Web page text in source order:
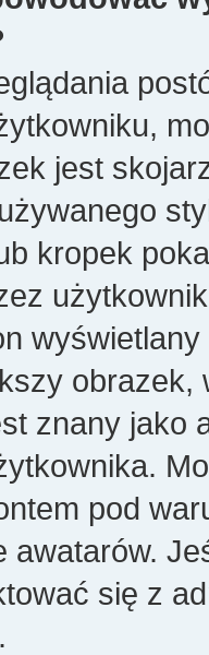
jest
kropek
obrazek,
znany jako
pod
awatarów.
się z